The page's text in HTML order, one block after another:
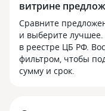
витрине
Сравните
и выберите
в реестре ЦБ РФ.
фильтром, чтобы
сумму и срок.